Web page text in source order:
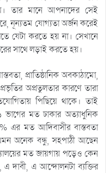
তার মানে আপনাদের সেই
নূন্যতম যোগ্যতা অর্জন করেই
যেটা করতে হয় না। সেখানে
সাথে লড়াই করতে হয়।
প্রাতিষ্ঠানিক অবকাঠামো,
অপ্রতুলতার কারণে তারা
পিছিয়ে থাকে। তাই
মত ঢাকার অত্যাধুনিক
এর মত আদিবাসীর বাস্তবতা
অনেক বন্ধু, সহপাঠী আছেন
মত জায়গায় পড়েও কেন
এ দাবী, এ আন্দোলনটা ব্যক্তির